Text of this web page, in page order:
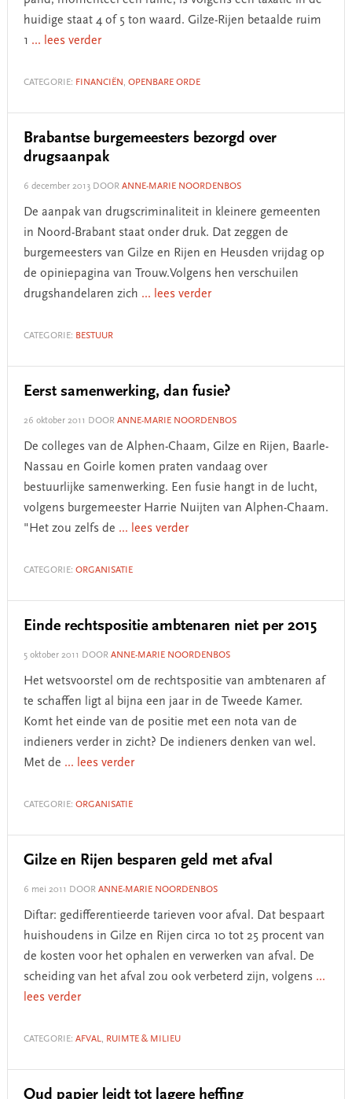
huidige staat 4 of 5 ton waard. Gilze-Rijen betaalde ruim
1 ... lees verder
CATEGORIE: FINANCIËN , OPENBARE ORDE
Brabantse burgemeesters bezorgd over
drugsaanpak
6 december 2013DOOR ANNE-MARIE NOORDENBOS
De aanpak van drugscriminaliteit in kleinere gemeenten
in Noord-Brabant staat onder druk. Dat zeggen de
burgemeesters van Gilze en Rijen en Heusden vrijdag op
de opiniepagina van Trouw.Volgens hen verschuilen
drugshandelaren zich ... lees verder
CATEGORIE: BESTUUR
Eerst samenwerking, dan fusie?
26 oktober 2011 DOOR ANNE-MARIE NOORDENBOS
De colleges van de Alphen-Chaam, Gilze en Rijen, Baarle-
Nassau en Goirle komen praten vandaag over
bestuurlijke samenwerking. Een fusie hangt in de lucht,
volgens burgemeester Harrie Nuijten van Alphen-Chaam.
"Het zou zelfs de ... lees verder
CATEGORIE: ORGANISATIE
Einde rechtspositie ambtenaren niet per 2015
5 oktober 2011 DOOR ANNE-MARIE NOORDENBOS
Het wetsvoorstel om de rechtspositie van ambtenaren af
te schaffen ligt al bijna een jaar in de Tweede Kamer.
Komt het einde van de positie met een nota van de
indieners verder in zicht? De indieners denken van wel.
Met de ... lees verder
CATEGORIE: ORGANISATIE
Gilze en Rijen besparen geld met afval
6 mei 2011 DOOR ANNE-MARIE NOORDENBOS
Diftar: gedifferentieerde tarieven voor afval. Dat bespaart
huishoudens in Gilze en Rijen circa 10 tot 25 procent van
de kosten voor het ophalen en verwerken van afval. De
scheiding van het afval zou ook verbeterd zijn, volgens ...
lees verder
CATEGORIE: AFVAL, RUIMTE & MILIEU
Oud papier leidt tot lagere heffing